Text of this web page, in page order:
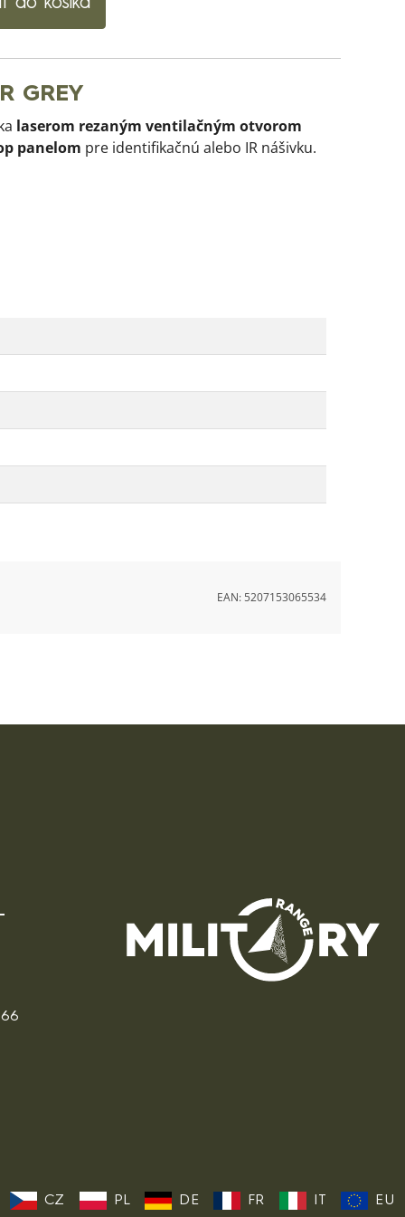
do košíka
GREY
laserom rezaným ventilačným otvorom
panelom pre identifikačnú alebo IR nášivku.
EAN: 5207153065534
CZ PL DE FR EU